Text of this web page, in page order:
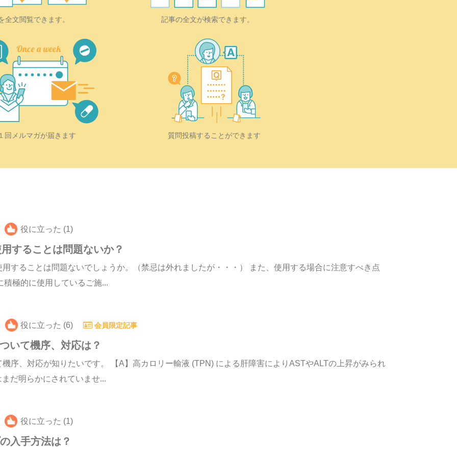
全文閲覧できます。 記事の全文が検索できます。
回メルマガが届きます 質問投稿することができます
役に立った (1)
することは問題ないか？
することは問題ないでしょうか。（禁忌は外れましたが・・・） また、使用する場合に注意すべき点
極的に使用しているご施...
役に立った (6) 会員限定記事
いて機序、対応は？
序、対応が知りたいです。 【A】高カロリー輸液 (TPN) による肝障害によりASTやALTの上昇がみられ
だ明らかにされていませ...
役に立った (1)
入手方法は？